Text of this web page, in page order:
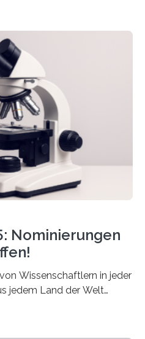
Publikation zum Thema
fördert die
die Behandlung der
Dazu schreibt sie auch in
den Hentschel-
an jüngere
unter 40 Jahren. Geehrt
Doktorarbeit oder eine
Publikation zum Thema
Nominierungen
Wissenschaftlern in jeder
jedem Land der Welt